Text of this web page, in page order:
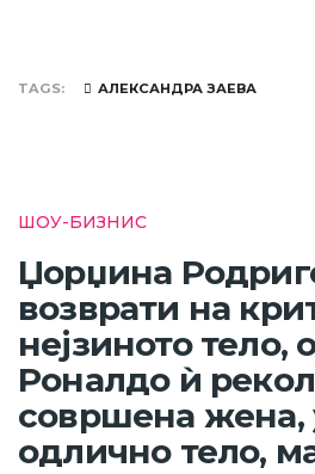
TAGS АЛЕКСАНДРА ЗАЕВА
ШОУ-БИЗНИС
Џорџина
возврати на
нејзиното тело,
Роналдо ѝ
совршена жена,
одлично тело,